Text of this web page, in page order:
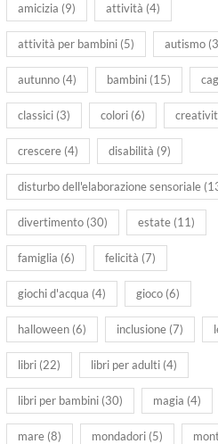
amicizia (9) attività (4)
attività per bambini (5) autismo
autunno (4) bambini (15)
classici (3) colori (6)
crescere (4) disabilità (9)
disturbo dell'elaborazione sensoriale
divertimento (30) estate (11)
famiglia (6) felicità (7)
giochi d'acqua (4) gioco (6)
halloween (6) inclusione (7)
libri (22) libri per adulti (4)
libri per bambini (30) magia (4)
mare (8) mondadori (5)